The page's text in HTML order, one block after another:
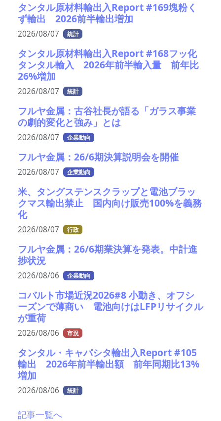
タンタル原材料輸出入Report #169塊粉く
ず輸出 2026前半輸出増加
2026/08/07 統計
タンタル原材料輸出入Report #168フッ化
タンタル輸入 2026年前半輸入量 前年比
26%増加
2026/08/07 統計
フルヤ金属：古谷社長が語る「ガラス事業
の劇的変化と強み」とは
2026/08/07 企業動向
フルヤ金属：26/6期決算説明会を開催
2026/08/07 企業動向
米、タングステンスクラップと電池ブラッ
クマス輸出禁止 国内向け販売100%を義務
化
2026/08/07 行政
フルヤ金属：26/6期業決算を発表。中計進
捗状況
2026/08/06 企業動向
コバルト市場近況2026#8 小動き、オフシ
ーズンで薄商い 電池向けはLFPリサイクル
が重荷
2026/08/06 市況
タンタル・キャパシタ輸出入Report #105
輸出 2026年前半輸出額 前年同期比13%
増加
2026/08/06 統計
記事一覧へ